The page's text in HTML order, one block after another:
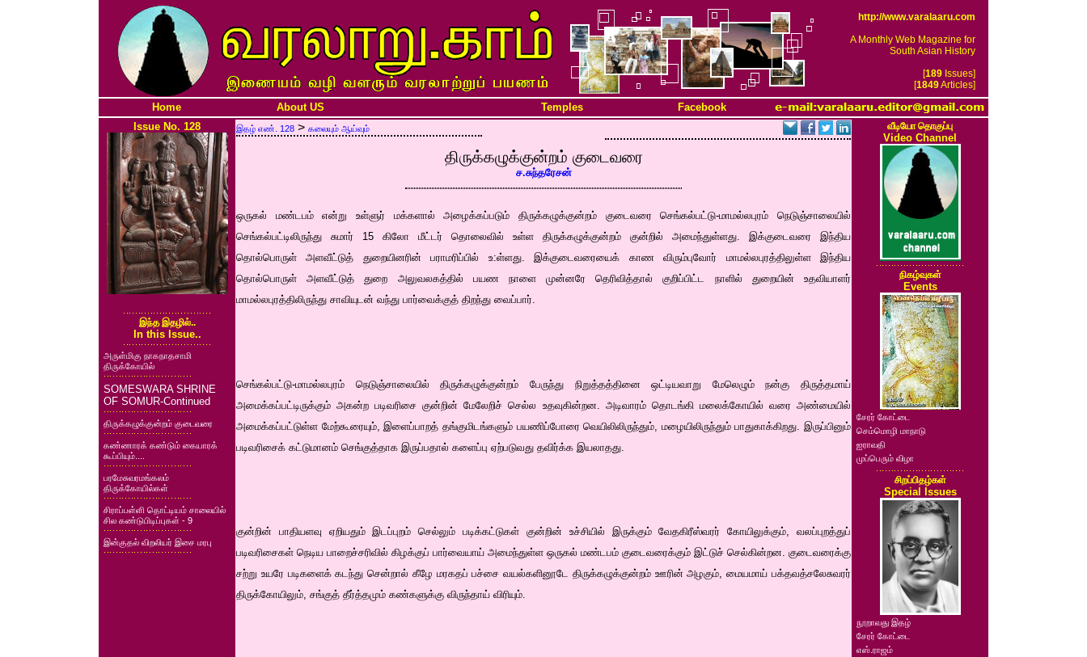
http://www.varalaaru.com
A Monthly Web Magazine for
South Asian History
[189Issues]
[1849Articles]
Home About US Temples
Facebook
Issue No. 128
இந்த இதழில்..
In this Issue..
அருள்மிகு நாகநாதசாமி
திருக்கோயில்
SOMESWARA SHRINE
OF SOMUR-Continued
திருக்கழுக்குன்றம் குடைவரை
கண்ணாரக் கண்டும் கையாரக்
கூப்பியும்....
பரமேசுவரமங்கலம்
திருக்கோயில்கள்
சிராப்பள்ளி தொட்டியம் சாலையில்
சில கண்டுபிடிப்புகள் - 9
இன்குதல் விறலியர் இசை மரபு
இதழ் எண். 128 > கலையும் ஆய்வும்
திருக்கழுக்குன்றம் குடைவரை
ச.சுந்தரேசன்
ஒருகல் மண்டபம் என்று உள்ளுர் மக்களால் அழைக்கப்படும் திருக்கழுக்குன்றம் குடைவரை செங்கல்பட்டு-மாமல்லபுரம் நெடுஞ்சாலையில்
செங்கல்பட்டிலிருந்து சுமார் 15 கிலோ மீட்டர் தொலைவில் உள்ள திருக்கழுக்குன்றம் குன்றில் அமைந்துள்ளது. இக்குடைவரை இந்திய
தொல்பொருள் அளவீட்டுத் துறையினரின் பராமரிப்பில் உ:ள்ளது. இக்குடைவரையைக் காண விரும்புவோர் மாமல்லபுரத்திலுள்ள இந்திய
தொல்பொருள் அளவீட்டுத் துறை அலுவலகத்தில் பயண நாளை முன்னரே தெரிவித்தால் குறிப்பிட்ட நாளில் துறையின் உதவியாளர்
மாமல்லபுரத்திலிருந்து சாவியுடன் வந்து பார்வைக்குத் திறந்து வைப்பார்.
செங்கல்பட்டு-மாமல்லபுரம் நெடுஞ்சாலையில் திருக்கழுக்குன்றம் பேருந்து நிறுத்தத்தினை ஒட்டியவாறு மேலெழும் நன்கு திருத்தமாய்
அமைக்கப்பட்டிருக்கும் அகன்ற படிவரிசை குன்றின் மேலேறிச் செல்ல உதவுகின்றன. அடிவாரம் தொடங்கி மலைக்கோயில் வரை அண்மையில்
அமைக்கப்பட்டுள்ள மேற்கூரையும், இளைப்பாறத் தங்குமிடங்களும் பயணிப்போரை வெயிலிலிருந்தும், மழையிலிருந்தும் பாதுகாக்கிறது. இருப்பினும்
படிவரிசைக் கட்டுமானம் செங்குத்தாக இருப்பதால் களைப்பு ஏற்படுவது தவிர்க்க இயலாதது.
குன்றின் பாதியளவு ஏறியதும் இடப்புறம் செல்லும் படிக்கட்டுகள் குன்றின் உச்சியில் இருக்கும் வேதகிரீஸ்வரர் கோயிலுக்கும், வலப்புறத்துப்
படிவரிசைகள் நெடிய பாறைச்சரிவில் கிழக்குப் பார்வையாய் அமைந்துள்ள ஒருகல் மண்டபம் குடைவரைக்கும் இட்டுச் செல்கின்றன. குடைவரைக்கு
சற்று உயரே படிகளைக் கடந்து சென்றால் கீழே மரகதப் பச்சை வயல்களினூடே திருக்கழுக்குன்றம் ஊரின் அழகும், மையமாய் பக்தவத்சலேசுவரர்
திருக்கோயிலும், சங்குத் தீர்த்தமும் கண்களுக்கு விருந்தாய் விரியும்.
வீடியோ தொகுப்பு
Video Channel
நிகழ்வுகள்
Events
சேரர் கோட்டை
செம்மொழி மாநாடு
ஐராவதி
முப்பெரும் விழா
சிறப்பிதழ்கள்
Special Issues
நூறாவது இதழ்
சேரர் கோட்டை
எஸ்.ராஜம்